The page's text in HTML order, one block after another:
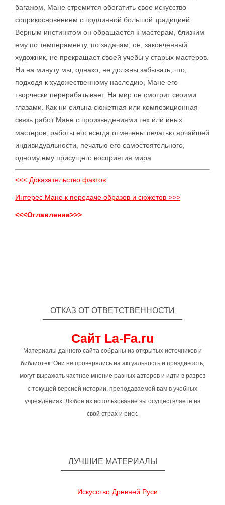
багажом, Мане стремится обогатить свое искусство
соприкосновением с подлинной большой традицией.
Верным инстинктом он обращается к мастерам, близким
ему по темпераменту, по задачам; он, законченный
художник, не прекращает своей учебы у старых мастеров.
Ни на минуту мы, однако, не должны забывать, что,
подходя к художественному наследию, Мане его
творчески перерабатывает. На мир он смотрит своими
глазами. Как ни сильна сюжетная или композиционная
связь работ Мане с произведениями тех или иных
мастеров, работы его всегда отмечены печатью ярчайшей
индивидуальности, печатью его самостоятельного,
одному ему присущего восприятия мира.
<<< Доказательство фактов
Интерес Мане к передаче образов и сюжетов >>>
<<<Оглавление>>>
ОТКАЗ ОТ ОТВЕТСТВЕННОСТИ
Сайт La-Fa.ru
Материалы данного сайта собраны из открытых источников и
библиотек. Они не проверялись на актуальность и правдивость,
могут выражать частное мнение разных авторов и идти в разрез
с текущей версией истории, преподаваемой вам в учебных
учреждениях. Любое их использование вы осуществляете на
свой страх и риск.
ЛУЧШИЕ МАТЕРИАЛЫ
Искусство Древней Руси